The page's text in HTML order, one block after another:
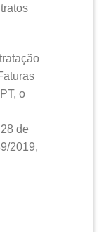
o
de
2019,